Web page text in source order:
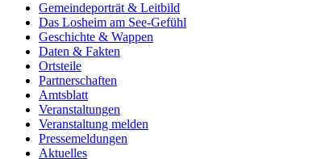
Gemeindeporträt & Leitbild
Das Losheim am See-Gefühl
Geschichte & Wappen
Daten & Fakten
Ortsteile
Partnerschaften
Amtsblatt
Veranstaltungen
Veranstaltung melden
Pressemeldungen
Aktuelles